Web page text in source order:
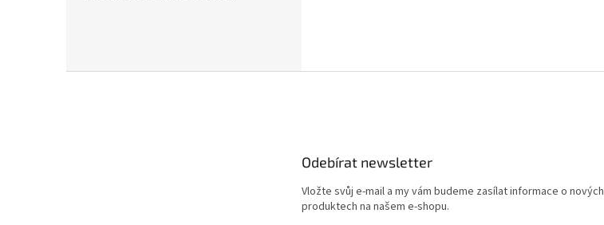
Odebírat newsletter
Vložte svůj e-mail a my vám budeme zasílat informace o nových
produktech na našem e-shopu.